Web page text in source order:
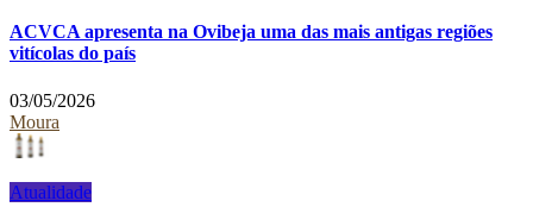
ACVCA apresenta na Ovibeja uma das mais antigas regiões
vitícolas do país
03/05/2026
Moura
Atualidade